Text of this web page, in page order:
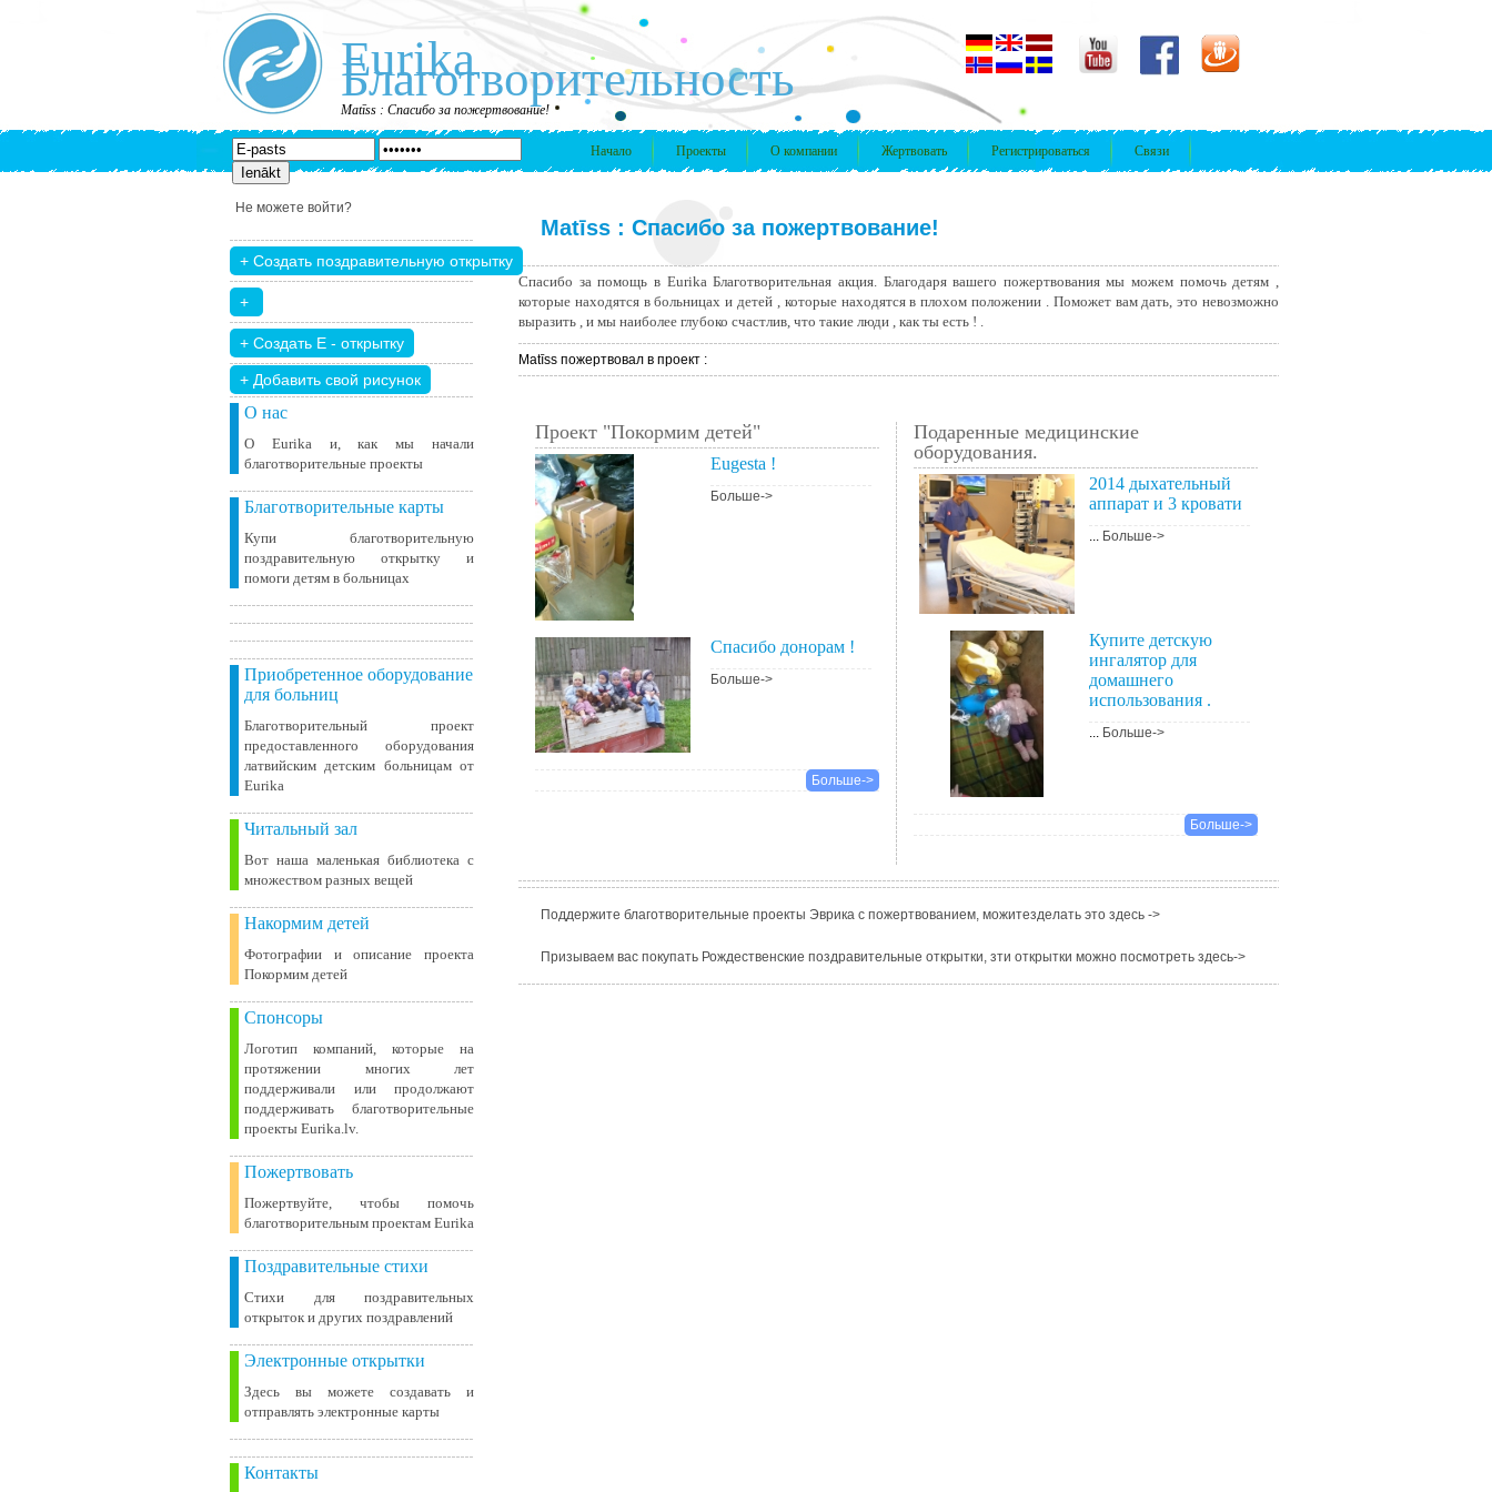
Eurika
Благотворительность
Matīss : Спасибо за пожертвование!
Начало Проекты О компании Жертвовать Регистрироваться Связи
Не можете войти?
+ Добавить свой ​​рисунок
О нас
О Eurika и, как мы начали
благотворительные проекты
Благотворительные карты
Купи благотворительную
поздравительную открытку и
помоги детям в больницах
Приобретенное оборудование
для больниц
Благотворительный проект
предоставленного оборудования
латвийским детским больницам от
Eurika
Читальный зал
Вот наша маленькая библиотека c
множеством разных вещей
Накормим детей
Фотографии и описание проекта
Покормим детей
Спонсоры
Логотип компаний, которые на
протяжении многих лет
поддерживали или продолжают
поддерживать благотворительные
проекты Eurika.lv.
Пожертвовать
Пожертвуйте, чтобы помочь
благотворительным проектам Eurika
Поздравительные стихи
Стихи для поздравительных
открыток и других поздравлений
Электронные открытки
Здесь вы можете создавать и
отправлять электронные карты
Контакты
Matīss : Спасибо за пожертвование!
Спасибо за помощь в Eurika Благотворительная акция. Благодаря вашего пожертвования мы можем помочь детям ,
которые находятся в больницах и детей , которые находятся в плохом положении . Поможет вам дать, это невозможно
выразить , и мы наиболее глубоко счастлив, что такие люди , как ты есть ! .
Matīss пожертвовал в проект :
Проект "Покормим детей"
Eugesta !
Больше->
Спасибо донорам !
Больше->
Больше->
Подаренные медицинские
оборудования.
2014 дыхательный
аппарат и 3 кровати
... Больше->
Купите детскую
ингалятор для
домашнего
использования .
Больше->
Больше->
Поддержите благотворительные проекты Эврика с пожертвованием, можитезделать это здесь ->
Призываем вас покупать Рождественские поздравительные открытки, зти открытки можно посмотреть здесь->